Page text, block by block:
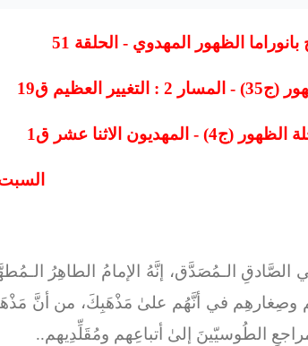
بانوراما الظهور المهدوي - الحلقة 51
العظيم ق19
- المهديون الاثنا عشر ق1
السبت : 25/شوال/1445هـ -
الصَّادقِ الـمُصَدَّق، إنَّهُ الإمامُ الطاهِرُ
وصِغارهِم في أنَّهُم علىٰ مَذْهَبِكَ، من أنَّ
الطُوسيّينَ إلىٰ أتباعِهم ومُقَلِّدِيهم..